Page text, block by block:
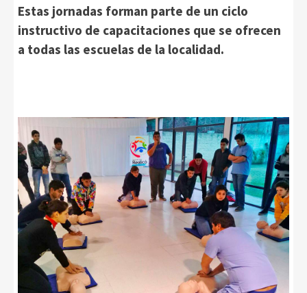
Estas jornadas forman parte de un ciclo
instructivo de capacitaciones que se ofrecen
a todas las escuelas de la localidad.